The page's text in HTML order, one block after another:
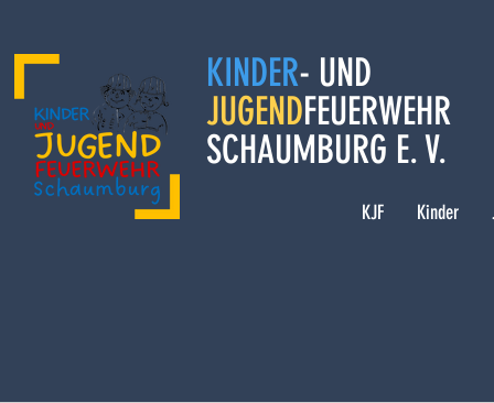
KINDER- UND
JUGENDFEUERWEHR
SCHAUMBURG E. V.
KJF Kinder